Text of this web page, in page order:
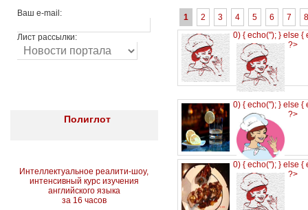
Ваш e-mail:
Лист рассылки:
Полиглот
Интеллектуальное реалити-шоу,
интенсивный курс изучения
английского языка
за 16 часов
1 2 3 4 5 6 7
8
0) { echo(''); } else {
?>
0) { echo(''); } else {
?>
0) { echo(''); } else {
?>